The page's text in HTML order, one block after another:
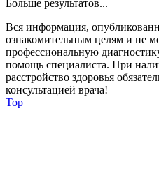
Больше результатов...
Вся информация,
ознакомительным целям и не
профессиональную
помощь специалиста. При
расстройство здоровья
консультацией врача!
Top